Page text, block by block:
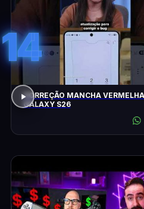
14
CORREÇÃO MANCHA
GALAXY S26